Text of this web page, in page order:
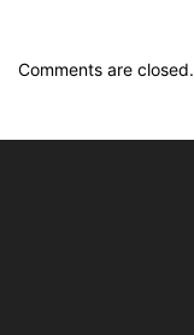
Comments are closed.